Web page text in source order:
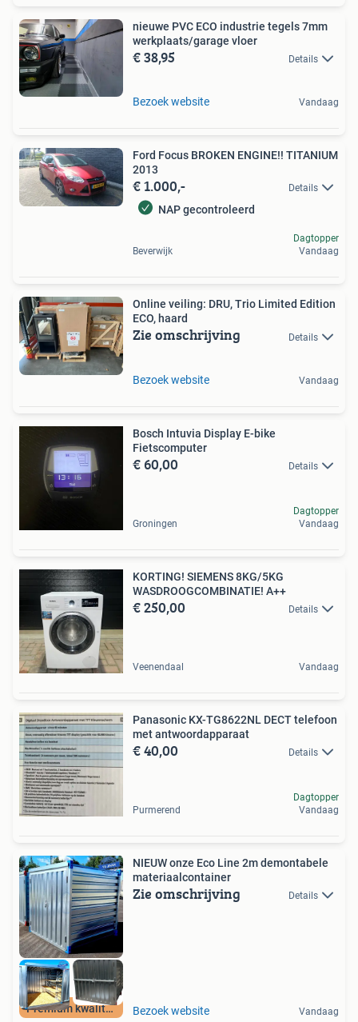
nieuwe PVC ECO industrie tegels 7mm
werkplaats/garage vloer
€ 38,95 Details
Bezoek website Vandaag
Ford Focus BROKEN ENGINE!! TITANIUM
2013
€ 1.000,- Details
NAP gecontroleerd
Beverwijk
Dagtopper
Vandaag
Online veiling: DRU, Trio Limited Edition
ECO, haard
Zie omschrijving Details
Bezoek website Vandaag
Bosch Intuvia Display E-bike
Fietscomputer
€ 60,00 Details
Groningen
Dagtopper
Vandaag
KORTING! SIEMENS 8KG/5KG
WASDROOGCOMBINATIE! A++
€ 250,00 Details
Veenendaal Vandaag
Panasonic KX-TG8622NL DECT telefoon
met antwoordapparaat
€ 40,00 Details
Purmerend
Dagtopper
Vandaag
Premium kwaliteit
NIEUW onze Eco Line 2m demontabele
materiaalcontainer
Zie omschrijving Details
Bezoek website Vandaag